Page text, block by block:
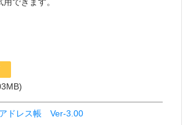
できます。
アドレス帳 Ver-3.00